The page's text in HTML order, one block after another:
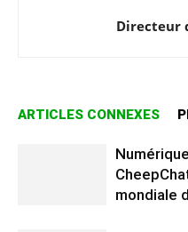
Directeur
ARTICLES CONNEXES
mondiale